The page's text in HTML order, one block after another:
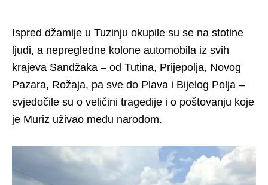
Ispred džamije u Tuzinju okupile su se na stotine
ljudi, a nepregledne kolone automobila iz svih
krajeva Sandžaka – od Tutina, Prijepolja, Novog
Pazara, Rožaja, pa sve do Plava i Bijelog Polja –
svjedočile su o veličini tragedije i o poštovanju koje
je Muriz uživao među narodom.